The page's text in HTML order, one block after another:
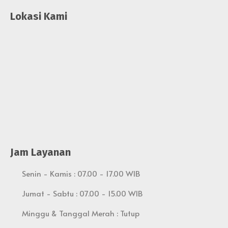
Lokasi Kami
Jam Layanan
Senin - Kamis : 07.00 - 17.00 WIB
Jumat - Sabtu : 07.00 - 15.00 WIB
Minggu & Tanggal Merah : Tutup